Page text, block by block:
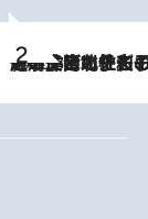
2026.8.3
《「文士の子ども被害者の会」発足！》阿川佐和子（72）が語る遠藤周作に北杜夫、劇作家・矢代静一の子どもたちの“文豪プライベート事件簿”